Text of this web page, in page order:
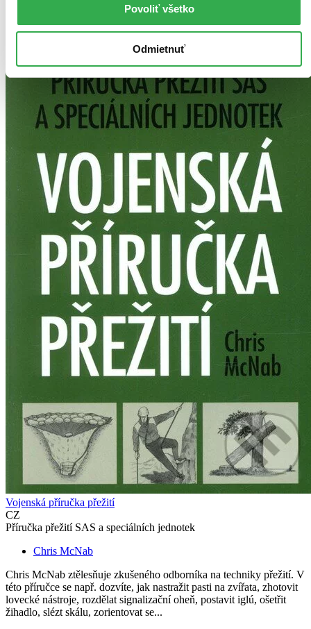
Povoliť všetko
Odmietnuť
Vojenská příručka přežití
CZ
Příručka přežití SAS a speciálních jednotek
Chris McNab
Chris McNab ztělesňuje zkušeného odborníka na techniky přežití. V
této příručce se např. dozvíte, jak nastražit pasti na zvířata, zhotovit
lovecké nástroje, rozdělat signalizační oheň, postavit iglú, ošetřit
žihadlo, slézt skálu, zorientovat se...